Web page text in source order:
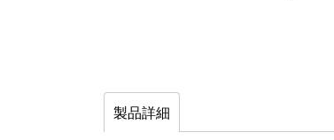
製品詳細